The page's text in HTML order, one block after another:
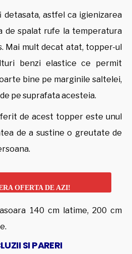
detasata, astfel ca igienizarea
de spalat rufe la temperatura
Mai mult decat atat, topper-ul
benzi elastice ce permit
bine pe marginile saltelei,
pe suprafata acesteia.
de acest topper este unul
de a sustine o greutate de
OFERTA DE AZI!
140 cm latime, 200 cm
SI PARERI